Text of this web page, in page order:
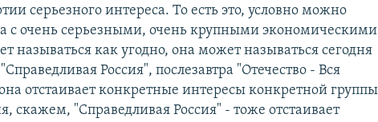
серьезного интереса. То есть это, условно можно
с очень серьезными, очень крупными экономическими
называться как угодно, она может называться сегодня
Россия", послезавтра "Отечество - Вся
отстаивает конкретные интересы конкретной
скажем, "Справедливая Россия" - тоже отстаивает